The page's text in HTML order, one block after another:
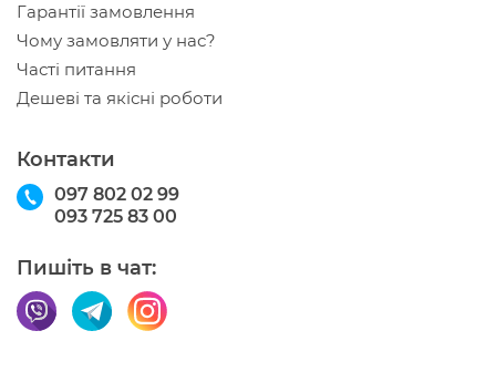
Гарантії замовлення
Чому замовляти у нас?
Часті питання
Дешеві та якісні роботи
Контакти
097 802 02 99
093 725 83 00
Пишіть в чат: